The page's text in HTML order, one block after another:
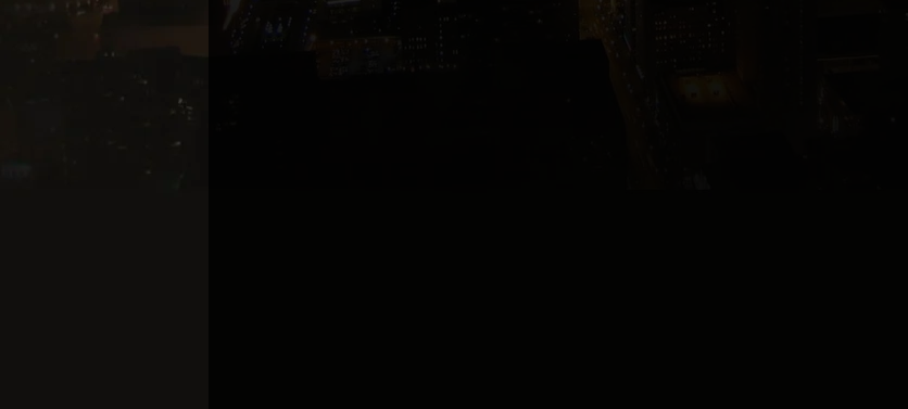
Magic Club – Boliche Stripers Buenos Aires 2024